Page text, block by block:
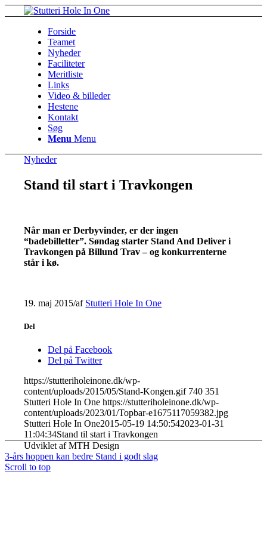
Forside
Teamet
Nyheder
Faciliteter
Meritliste
Links
Video & billeder
Hestene
Kontakt
Søg
Menu Menu
Nyheder
Stand til start i Travkongen
Når man er Derbyvinder, er der ingen
“badebilletter”. Søndag starter Stand And Deliver i
Travkongen på Billund Trav – og konkurrenterne
står i kø.
19. maj 2015/af Stutteri Hole In One
Del
Del på Facebook
Del på Twitter
https://stutteriholeinone.dk/wp-
content/uploads/2015/05/Stand-Kongen.gif 740 351
Stutteri Hole In One https://stutteriholeinone.dk/wp-
content/uploads/2023/01/Topbar-e1675117059382.jpg
Stutteri Hole In One2015-05-19 14:50:542023-01-31
11:04:34Stand til start i Travkongen
Udviklet af MTH Design
3-års hoppen kan bedre Stand i godt slag
Scroll to top